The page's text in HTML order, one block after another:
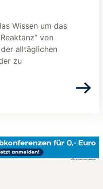
Wissen um das
von
alltäglichen
zu